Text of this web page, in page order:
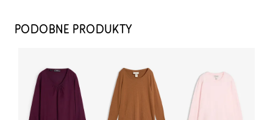
42,99 zł
Dżinsy ze stretchem o kroju boyfriend, mid waist
69,99 zł
DODAJ DO KOSZYKA
PODOBNE PRODUKTY